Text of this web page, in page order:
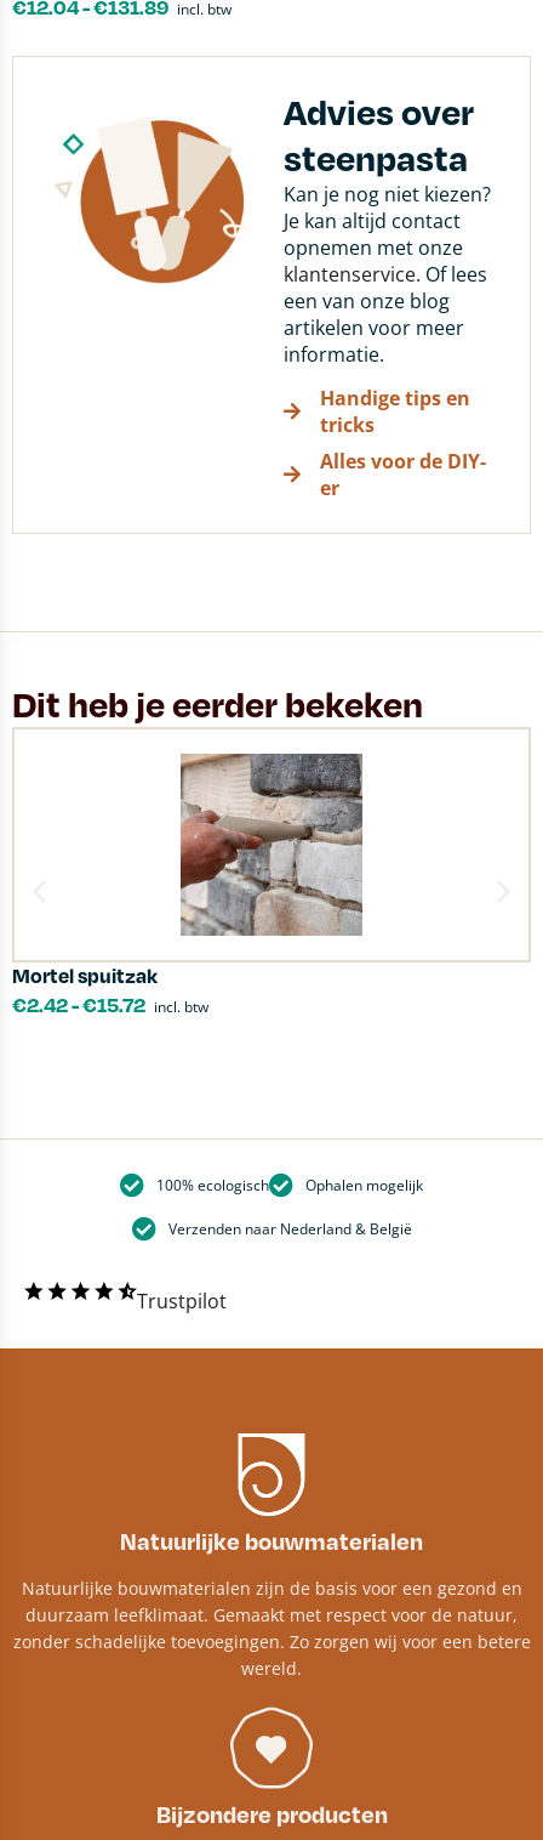
€12.04-€131.89 incl. btw
Advies over
steenpasta
Kan je nog niet kiezen?
Je kan altijd contact
opnemen met onze
klantenservice. Of lees
een van onze blog
artikelen voor meer
informatie.
Handige tips en
tricks
Alles voor de DIY-
er
Dit heb je eerder bekeken
Mortel spuitzak
€2.42-€15.72 incl. btw
100% ecologisch Ophalen mogelijk
Verzenden naar Nederland & België
Trustpilot
Natuurlijke bouwmaterialen
Natuurlijke bouwmaterialen zijn de basis voor een gezond en
duurzaam leefklimaat. Gemaakt met respect voor de natuur,
zonder schadelijke toevoegingen. Zo zorgen wij voor een betere
wereld.
Bijzondere producten